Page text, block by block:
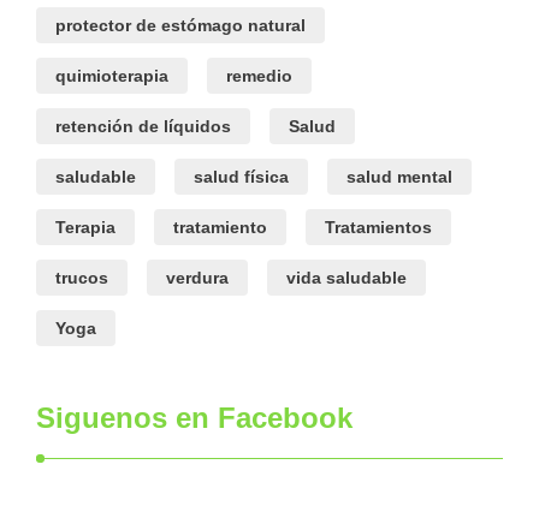
protector de estómago natural
quimioterapia remedio
retención de líquidos Salud
saludable salud física salud mental
Terapia tratamiento Tratamientos
trucos verdura vida saludable
Yoga
Siguenos en Facebook